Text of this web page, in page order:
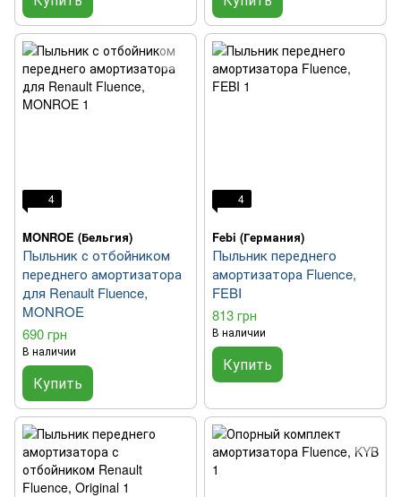
4
MONROE (Бельгия)
Пыльник с отбойником
переднего амортизатора
для Renault Fluence,
MONROE
690 грн
В наличии
Купить
4
Febi (Германия)
Пыльник переднего
амортизатора Fluence,
FEBI
813 грн
В наличии
Купить